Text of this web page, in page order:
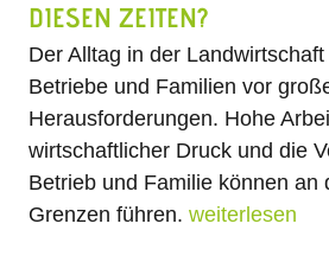
DIESEN ZEITEN?
Der Alltag in der
Betriebe und Familien vor
Herausforderungen. Hohe
wirtschaftlicher Druck und die
Betrieb und Familie können an
Grenzen führen. weiterlesen